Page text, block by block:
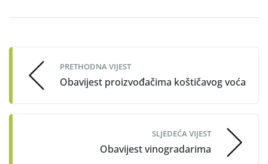
navigation
PRETHODNA VIJEST
Obavijest proizvođačima koštičavog voća
SLJEDEĆA VIJEST
Obavijest vinogradarima